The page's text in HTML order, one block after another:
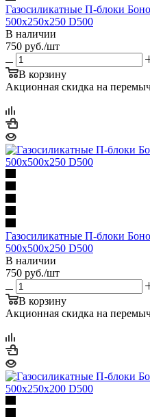
Газосиликатные П-блоки
500х250х250 D500
В наличии
750 руб./шт
В корзину
Акционная скидка на
Газосиликатные П-блоки
500х500х250 D500
В наличии
750 руб./шт
В корзину
Акционная скидка на